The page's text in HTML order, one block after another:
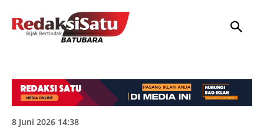
8 Juni 2026 14:38